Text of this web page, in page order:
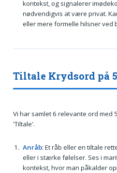
kontekst, og signalerer
nødvendigvis at være privat.
eller mere formelle hilsner ved
Tiltale Krydsord på
Vi har samlet 6 relevante ord med
'Tiltale'.
Anråb: Et råb eller en tiltale
eller i stærke følelser. Ses i
kontekst, hvor man påkalder